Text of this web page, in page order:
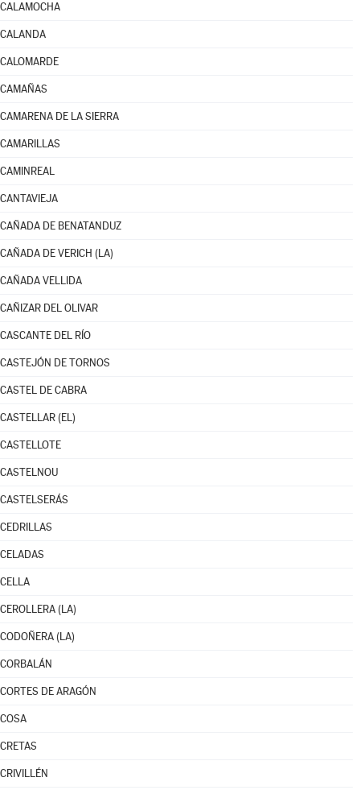
CALAMOCHA
CALANDA
CALOMARDE
CAMAÑAS
CAMARENA DE LA SIERRA
CAMARILLAS
CAMINREAL
CANTAVIEJA
CAÑADA DE BENATANDUZ
CAÑADA DE VERICH (LA)
CAÑADA VELLIDA
CAÑIZAR DEL OLIVAR
CASCANTE DEL RÍO
CASTEJÓN DE TORNOS
CASTEL DE CABRA
CASTELLAR (EL)
CASTELLOTE
CASTELNOU
CASTELSERÁS
CEDRILLAS
CELADAS
CELLA
CEROLLERA (LA)
CODOÑERA (LA)
CORBALÁN
CORTES DE ARAGÓN
COSA
CRETAS
CRIVILLÉN